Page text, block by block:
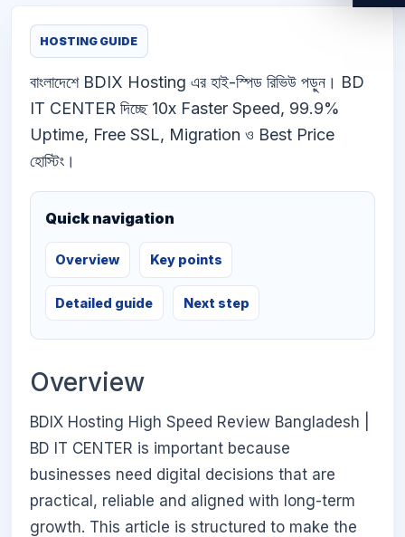
HOSTING GUIDE
বাংলাদেশে BDIX Hosting এর হাই-স্পিড রিভিউ পড়ুন। BD
IT CENTER দিচ্ছে 10x Faster Speed, 99.9%
Uptime, Free SSL, Migration ও Best Price
হোস্টিং।
Quick navigation
Overview Key points
Detailed guide Next step
Overview
BDIX Hosting High Speed Review Bangladesh |
BD IT CENTER is important because
businesses need digital decisions that are
practical, reliable and aligned with long-term
growth. This article is structured to make the